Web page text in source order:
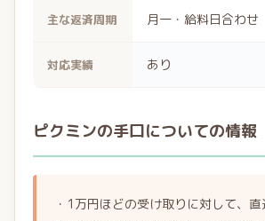
主な返済周期 月一・給料日合わせ
対応実績 あり
ピクミンの手口についての情報
・1万円ほどの受け取りに対して、